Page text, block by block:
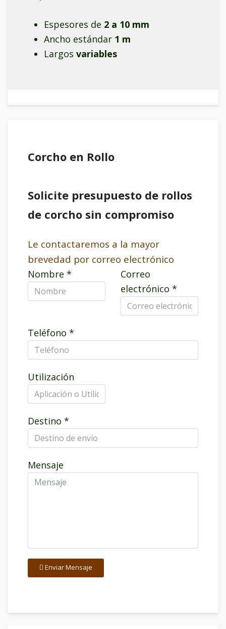
Espesores de 2 a 10 mm
Ancho estándar 1 m
Largos variables
Corcho en Rollo
Solicite presupuesto de rollos
de corcho sin compromiso
Le contactaremos a la mayor
brevedad por correo electrónico
Nombre *
Correo
electrónico *
Teléfono *
Utilización
Destino *
Mensaje
Enviar Mensaje